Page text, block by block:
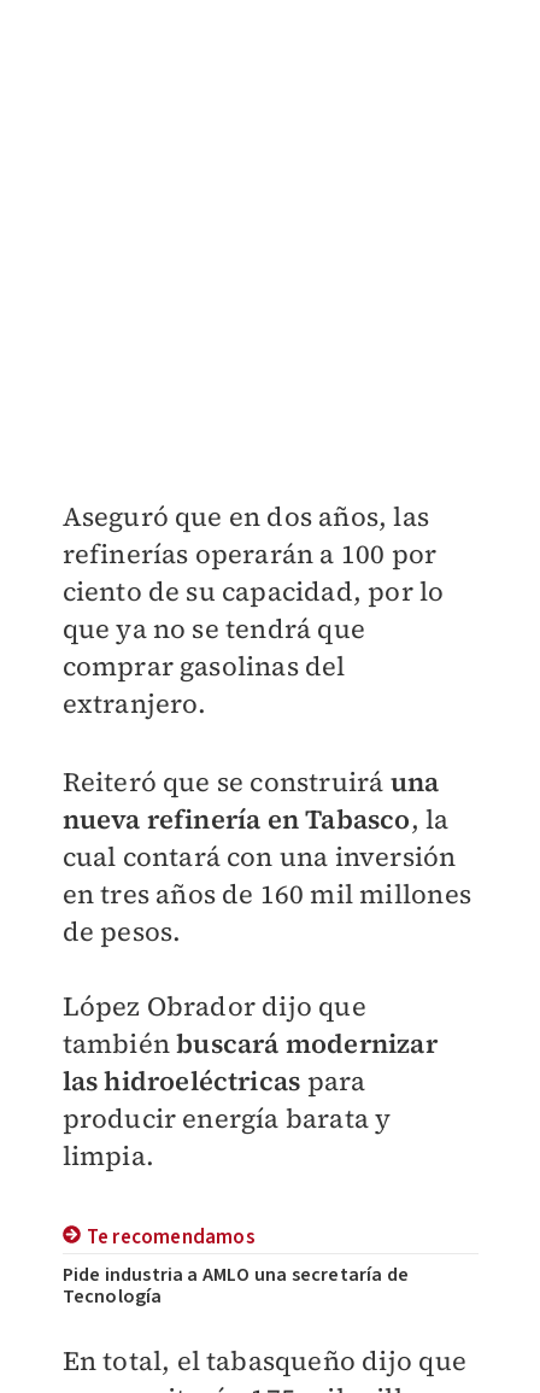
Aseguró que en dos años, las
refinerías operarán a 100 por
ciento de su capacidad, por lo
que ya no se tendrá que
comprar gasolinas del
extranjero.
Reiteró que se construirá una
nueva refinería en Tabasco, la
cual contará con una inversión
en tres años de 160 mil millones
de pesos.
López Obrador dijo que
tambiénbuscará modernizar
las hidroeléctricas para
producir energía barata y
limpia.
Te recomendamos
Pide industria a AMLO una secretaría de
Tecnología
En total, el tabasqueño dijo que